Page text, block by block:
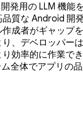
発用の LLM 機能
質な Android 開
成者がギャップ
、デベロッパー
効率的に作業で
全体でアプリの